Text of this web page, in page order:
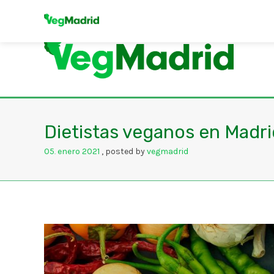
Dietistas veganos en
05. enero 2021 posted byvegmadrid